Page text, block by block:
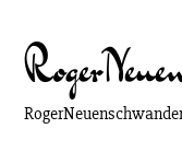
Roger
Roger